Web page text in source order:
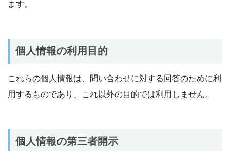
ます。
個人情報の利用目的
これらの個人情報は、問い合わせに対する回答のために利
用するものであり、これ以外の目的では利用しません。
個人情報の第三者開示